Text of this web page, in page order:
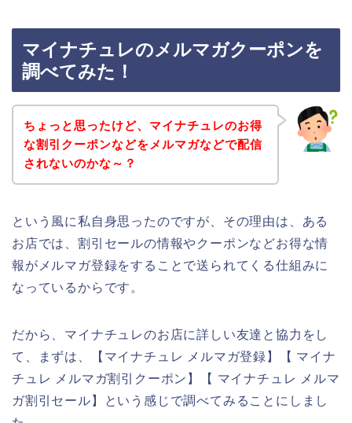
マイナチュレのメルマガクーポンを
調べてみた！
ちょっと思ったけど、マイナチュレのお得
な割引クーポンなどをメルマガなどで配信
されないのかな～？
という風に私自身思ったのですが、その理由は、ある
お店では、割引セールの情報やクーポンなどお得な情
報がメルマガ登録をすることで送られてくる仕組みに
なっているからです。
だから、マイナチュレのお店に詳しい友達と協力をし
て、まずは、【マイナチュレ メルマガ登録】【 マイナ
チュレ メルマガ割引クーポン】【 マイナチュレ メルマ
ガ割引セール】という感じで調べてみることにしまし